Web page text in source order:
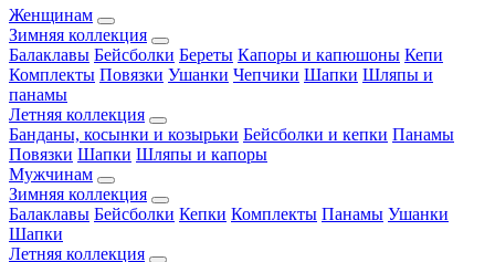
Женщинам
Зимняя коллекция
Балаклавы Бейсболки Береты Капоры и капюшоны Кепи
Комплекты Повязки Ушанки Чепчики Шапки Шляпы и
панамы
Летняя коллекция
Банданы, косынки и козырьки Бейсболки и кепки Панамы
Повязки Шапки Шляпы и капоры
Мужчинам
Зимняя коллекция
Балаклавы Бейсболки Кепки Комплекты Панамы Ушанки
Шапки
Летняя коллекция